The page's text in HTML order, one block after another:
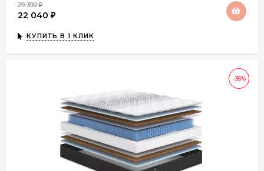
29 390₽
22 040 ₽
КУПИТЬ В 1 КЛИК
-35%